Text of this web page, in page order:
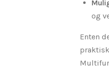
og
Enten